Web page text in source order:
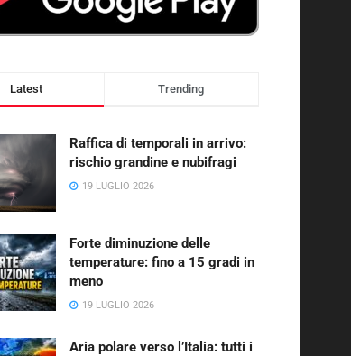
Latest Trending
Raffica di temporali in arrivo:
rischio grandine e nubifragi
19 LUGLIO 2026
Forte diminuzione delle
temperature: fino a 15 gradi in
meno
19 LUGLIO 2026
Aria polare verso l’Italia: tutti i